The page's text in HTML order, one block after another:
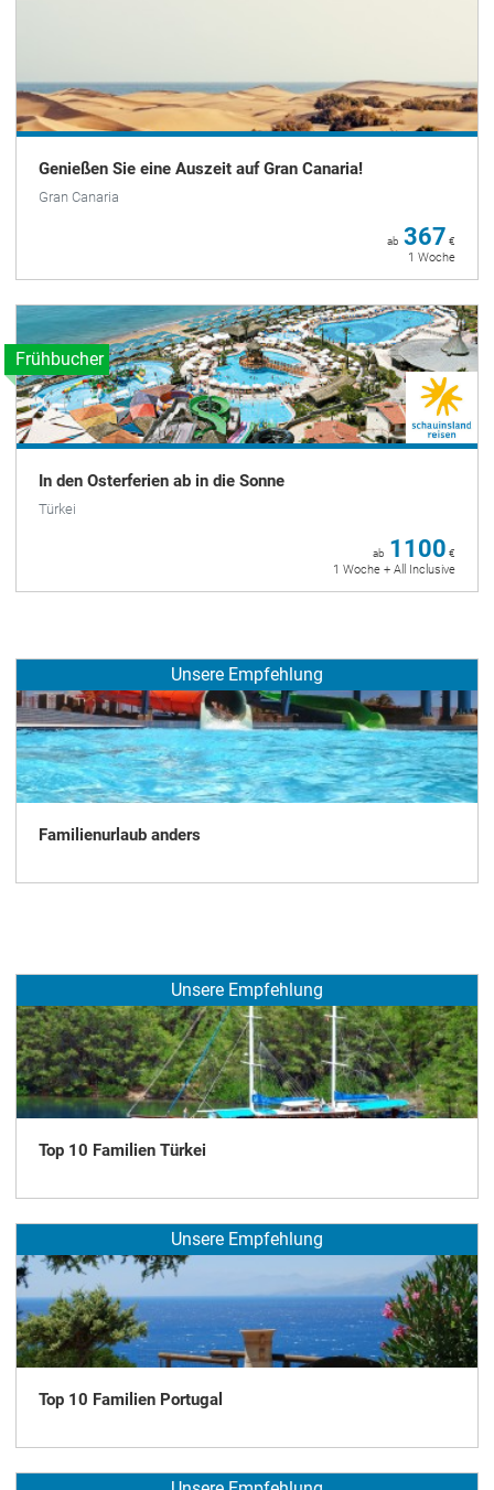
Genießen Sie eine Auszeit auf Gran Canaria!
Gran Canaria
ab 367 €
1 Woche
Frühbucher
In den Osterferien ab in die Sonne
Türkei
ab 1100 €
1 Woche + All Inclusive
Unsere Empfehlung
Familienurlaub anders
Unsere Empfehlung
Top 10 Familien Türkei
Unsere Empfehlung
Top 10 Familien Portugal